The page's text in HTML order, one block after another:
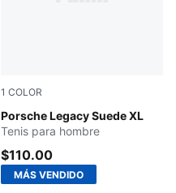
1 COLOR
Porsche Legacy Suede XL
Alpine Snow-PUMA Black
Tenis para hombre
$110.00
MÁS VENDIDO